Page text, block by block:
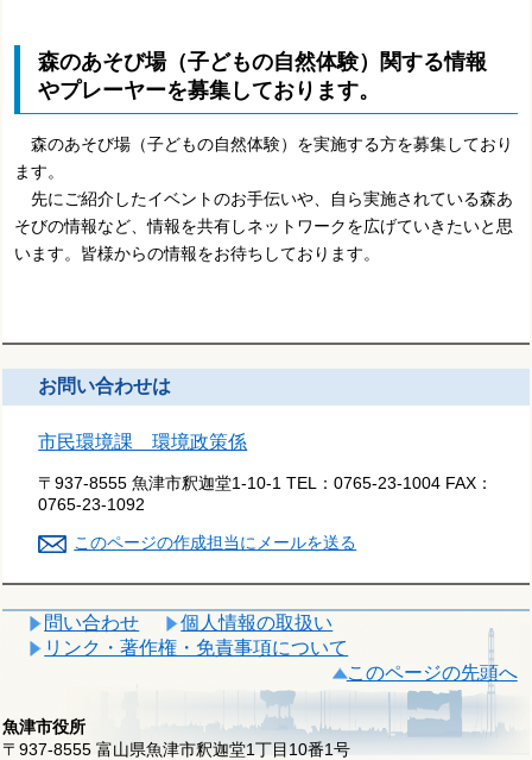
森のあそび場（子どもの自然体験）関する情報
やプレーヤーを募集しております。
森のあそび場（子どもの自然体験）を実施する方を募集しており
ます。
先にご紹介したイベントのお手伝いや、自ら実施されている森あ
そびの情報など、情報を共有しネットワークを広げていきたいと思
います。皆様からの情報をお待ちしております。
お問い合わせは
市民環境課 環境政策係
〒937-8555 魚津市釈迦堂1-10-1 TEL：0765-23-1004 FAX：
0765-23-1092
このページの作成担当にメールを送る
問い合わせ
個人情報の取扱い
リンク・著作権・免責事項について
このページの先頭へ
魚津市役所
〒937-8555 富山県魚津市釈迦堂1丁目10番1号